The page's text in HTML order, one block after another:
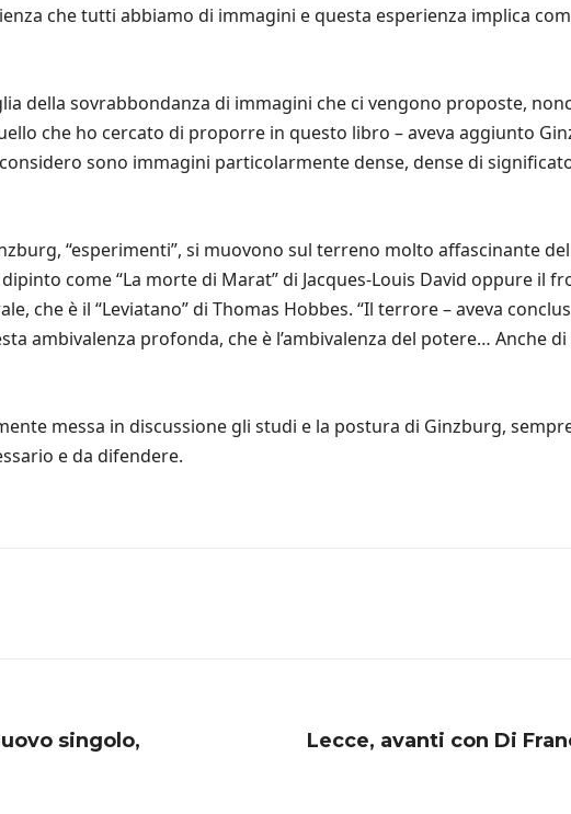
che tutti abbiamo di immagini e questa esperienza implica
della sovrabbondanza di immagini che ci vengono proposte,
che ho cercato di proporre in questo libro – aveva aggiunto
sono immagini particolarmente dense, dense di
“esperimenti”, si muovono sul terreno molto affascinante
come “La morte di Marat” di Jacques-Louis David oppure il
che è il “Leviatano” di Thomas Hobbes. “Il terrore – aveva
ambivalenza profonda, che è l’ambivalenza del potere… Anche
messa in discussione gli studi e la postura di Ginzburg,
e da difendere.
singolo,
Lecce, avanti con Di